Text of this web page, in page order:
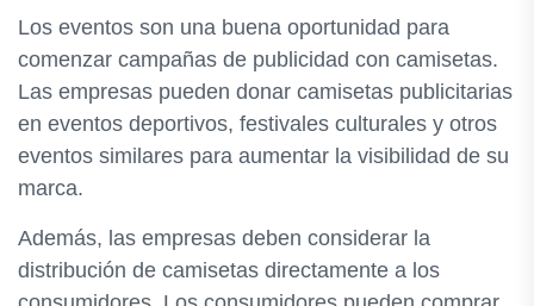
Los eventos son una buena oportunidad para
comenzar campañas de publicidad con camisetas.
Las empresas pueden donar camisetas publicitarias
en eventos deportivos, festivales culturales y otros
eventos similares para aumentar la visibilidad de su
marca.
Además, las empresas deben considerar la
distribución de camisetas directamente a los